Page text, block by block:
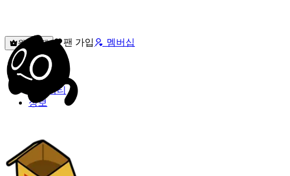
원픽선택 팬 가입 멤버십
밐타운
피드
커뮤니티
정보